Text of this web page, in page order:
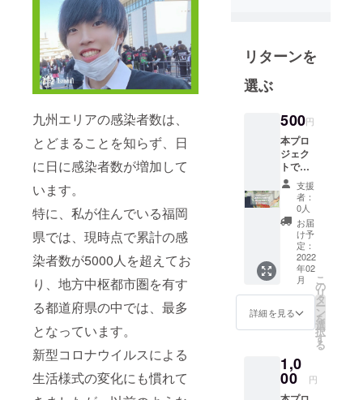
九州エリアの感染者数は、
とどまることを知らず、日
に日に感染者数が増加して
います。
特に、私が住んでいる福岡
県では、現時点で累計の感
染者数が5000人を超えてお
り、地方中枢都市圏を有す
る都道府県の中では、最多
となっています。
新型コロナウイルスによる
生活様式の変化にも慣れて
金支援を受
け、2018年
から佐賀大
学へ入学。
2020年度よ
り、あしな
が学生募金
事務局の九
州エリアマ
ネージャー
として活動
中。
リターンを
選ぶ
500円
本プロ
ジェク
トでい
ただき
ました
ご支援
は、病
気や災
害・自
死で親
を亡く
したり
親に障
がいが
ある家
の奨学
金とし
て、全
支援
者：
0人
お届
け予
定：
2022
年02
月
詳細を見る
こ
の
リ
タ
ー
ン
を
選
択
す
る
1,0
00 円